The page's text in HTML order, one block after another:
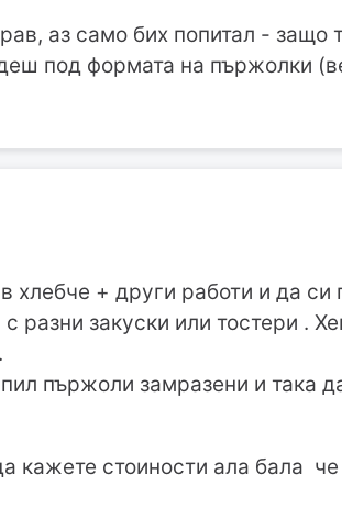
аз само бих попитал - защо
под формата на пържолки
хлебче + други работи и да си
разни закуски или тостери .
пържоли замразени и така
кажете стоиности ала бала че